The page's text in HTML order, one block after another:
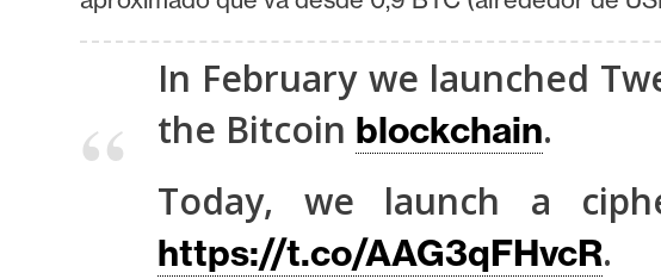
o
a
c
In February we launched
the Bitcoin blockchain.
Today, we launch a
https://t.co/AAG3qFHvcR.